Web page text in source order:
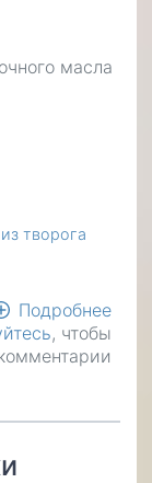
масла
творога
Подробнее
, чтобы